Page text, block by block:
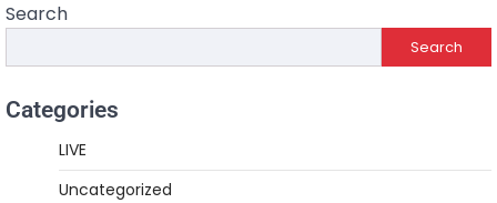
Search
Search
Categories
LIVE
Uncategorized